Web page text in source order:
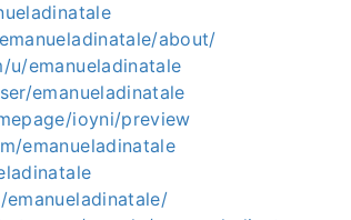
about/
u/emanueladinatale
emanueladinatale
ioyni/preview
emanueladinatale